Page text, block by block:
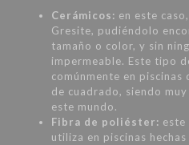
Cerámicos: en este
Gresite, pudiéndolo
tamaño o color, y sin
impermeable. Este tipo
comúnmente en piscinas
de cuadrado, siendo
este mundo.
Fibra de poliéster:
utiliza en piscinas